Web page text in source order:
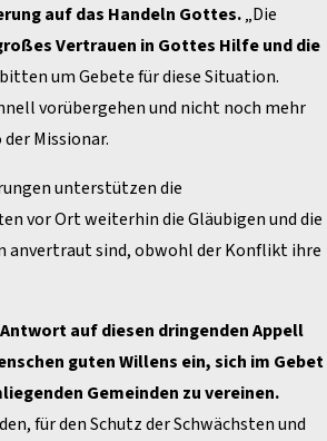
auf das Handeln Gottes.„Die
Vertrauen in Gottes Hilfe und die
um Gebete für diese Situation.
vorübergehen und nicht noch mehr
Missionar.
unterstützen die
vor Ort weiterhin die Gläubigen und die
anvertraut sind, obwohl der Konflikt ihre
auf diesen dringenden Appell
guten Willens ein, sich im Gebet
Gemeinden zu vereinen.
für den Schutz der Schwächsten und